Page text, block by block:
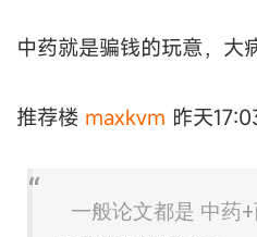
中药就是骗钱的玩意，大
推荐楼 maxkvm 昨天
一般论文都是 中药